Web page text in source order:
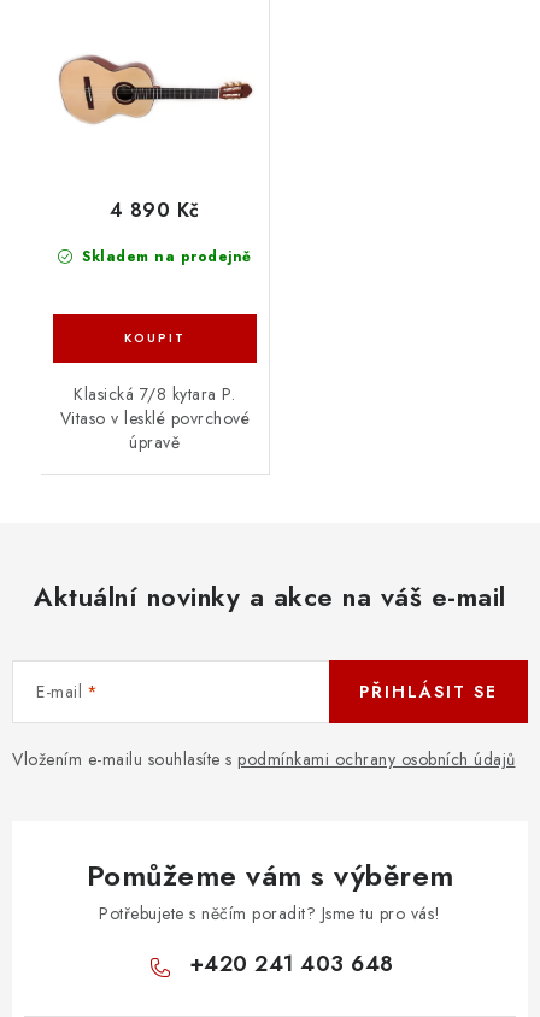
Skladem na prodejně
4 890 Kč
Klasická 7/8 kytara P.
Vitaso v lesklé povrchové
úpravě
Aktuální novinky a akce na váš e-mail
E-mail
Vložením e-mailu souhlasíte s podmínkami ochrany osobních údajů
PŘIHLÁSIT SE
Pomůžeme vám s výběrem
Potřebujete s něčím poradit? Jsme tu pro vás!
+420 241 403 648